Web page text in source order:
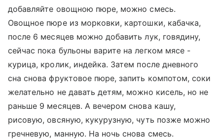
добавляйте овощною пюре, можно смесь.
Овощное пюре из морковки, картошки, кабачка,
после 6 месяцев можно добавить лук, говядину,
сейчас пока бульоны варите на легком мясе -
курица, кролик, индейка. Затем после дневного
сна снова фруктовое пюре, запить компотом, соки
желательно не давать детям, можно кисель, но не
раньше 9 месяцев. А вечером снова кашу,
рисовую, овсяную, кукурузную, чуть позже можно
гречневую, манную. На ночь снова смесь.